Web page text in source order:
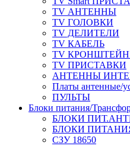
TV АНТЕННЫ
TV ГОЛОВКИ
TV ДЕЛИТЕЛИ
TV КАБЕЛЬ
TV
TV ПРИСТАВКИ
АНТЕННЫ
Платы антенные/
ПУЛЬТЫ
Блоки питания/
БЛОКИ
БЛОКИ
СЗУ 18650